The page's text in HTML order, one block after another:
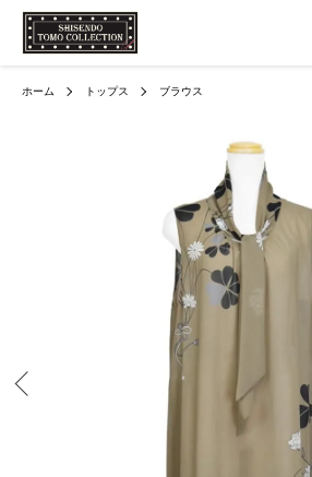
ホーム トップス ブラウス